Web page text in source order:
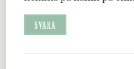
SVARA